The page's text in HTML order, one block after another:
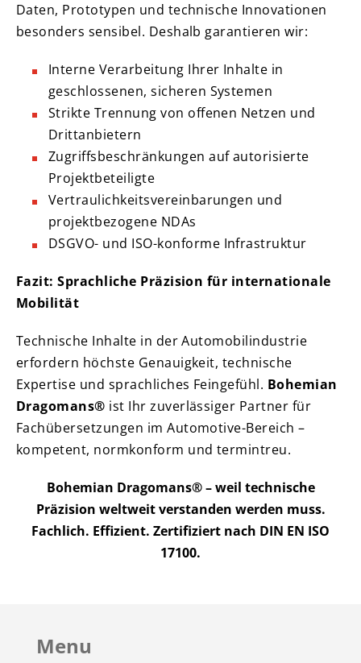
Daten, Prototypen und technische Innovationen
besonders sensibel. Deshalb garantieren wir:
Interne Verarbeitung Ihrer Inhalte in
geschlossenen, sicheren Systemen
Strikte Trennung von offenen Netzen und
Drittanbietern
Zugriffsbeschränkungen auf autorisierte
Projektbeteiligte
Vertraulichkeitsvereinbarungen und
projektbezogene NDAs
DSGVO- und ISO-konforme Infrastruktur
Fazit: Sprachliche Präzision für internationale
Mobilität
Technische Inhalte in der Automobilindustrie
erfordern höchste Genauigkeit, technische
Expertise und sprachliches Feingefühl. Bohemian
Dragomans® ist Ihr zuverlässiger Partner für
Fachübersetzungen im Automotive-Bereich –
kompetent, normkonform und termintreu.
Bohemian Dragomans® – weil technische
Präzision weltweit verstanden werden muss.
Fachlich. Effizient. Zertifiziert nach DIN EN ISO
17100.
Menu